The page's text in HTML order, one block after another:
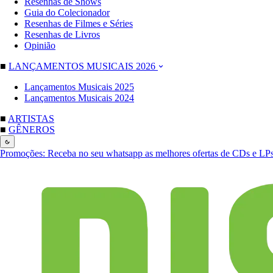
Guia do Colecionador
Resenhas de Filmes e Séries
Resenhas de Livros
Opinião
■ LANÇAMENTOS MUSICAIS 2026
Lançamentos Musicais 2025
Lançamentos Musicais 2024
■ ARTISTAS
■ GÊNEROS
Promoções: Receba no seu whatsapp as melhores ofertas de CDs e